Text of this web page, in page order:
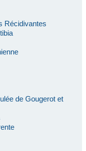
Récidivantes
de Gougerot et